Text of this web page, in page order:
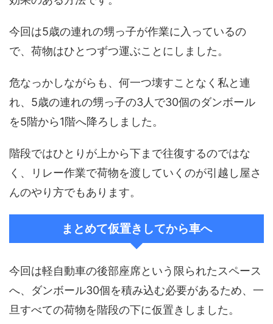
今回は5歳の連れの甥っ子が作業に入っているの
で、荷物はひとつずつ運ぶことにしました。
危なっかしながらも、何一つ壊すことなく私と連
れ、5歳の連れの甥っ子の3人で30個のダンボール
を5階から1階へ降ろしました。
階段ではひとりが上から下まで往復するのではな
く、リレー作業で荷物を渡していくのが引越し屋さ
んのやり方でもあります。
まとめて仮置きしてから車へ
今回は軽自動車の後部座席という限られたスペース
へ、ダンボール30個を積み込む必要があるため、一
旦すべての荷物を階段の下に仮置きしました。